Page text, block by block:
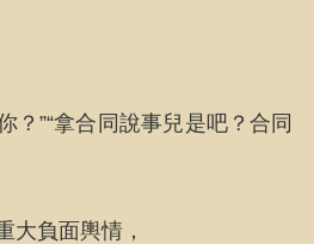
？”“拿合同說事兒是吧？合同
大負面輿情，